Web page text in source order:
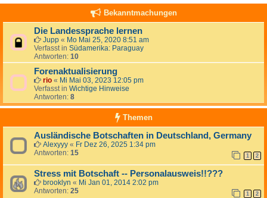
Bekanntmachungen
Die Landessprache lernen
Jupp « Mo Mai 25, 2020 8:51 am
Verfasst in Südamerika: Paraguay
Antworten: 10
Forenaktualisierung
rio « Mi Mai 03, 2023 12:05 pm
Verfasst in Wichtige Hinweise
Antworten: 8
Themen
Ausländische Botschaften in Deutschland, Germany
Alexyyy « Fr Dez 26, 2025 1:34 pm
Antworten: 15 1 2
Stress mit Botschaft -- Personalausweis!!???
brooklyn « Mi Jan 01, 2014 2:02 pm
Antworten: 25 1 2